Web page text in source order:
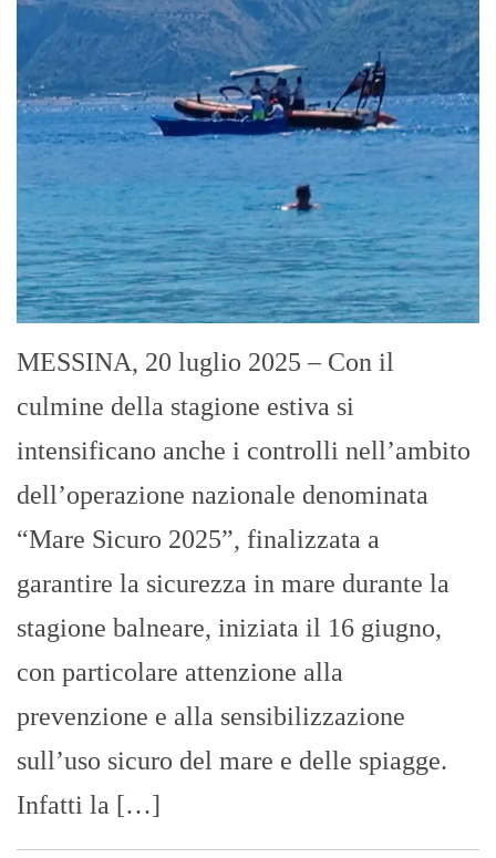
MESSINA, 20 luglio 2025 – Con il
culmine della stagione estiva si
intensificano anche i controlli nell’ambito
dell’operazione nazionale denominata
“Mare Sicuro 2025”, finalizzata a
garantire la sicurezza in mare durante la
stagione balneare, iniziata il 16 giugno,
con particolare attenzione alla
prevenzione e alla sensibilizzazione
sull’uso sicuro del mare e delle spiagge.
Infatti la […]